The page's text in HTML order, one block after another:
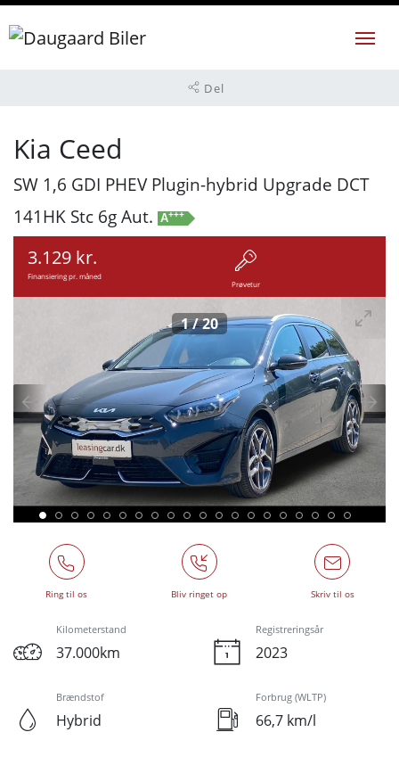
Del
Kia Ceed
SW 1,6 GDI PHEV Plugin-hybrid Upgrade DCT
141HK Stc 6g Aut. A+++
3.129 kr.
Finansiering pr. måned
Prøvetur
1/20
Ring til os Bliv ringet op Skriv til os
Kilometerstand
37.000km
Registreringsår
2023
Brændstof
Hybrid
Forbrug (WLTP)
66,7 km/l